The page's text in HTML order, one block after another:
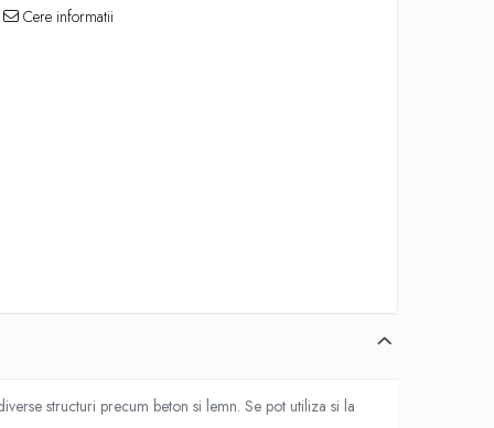
Cere informatii
structuri precum beton si lemn. Se pot utiliza si la